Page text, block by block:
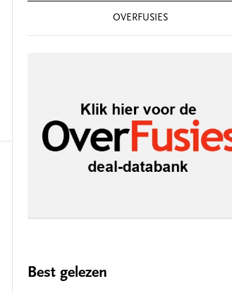
OVERFUSIES
Best gelezen